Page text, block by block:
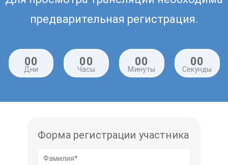
предварительная регистрация.
00
Дни
00
Часы
00
Минуты
00
Секунды
Форма регистрации участника